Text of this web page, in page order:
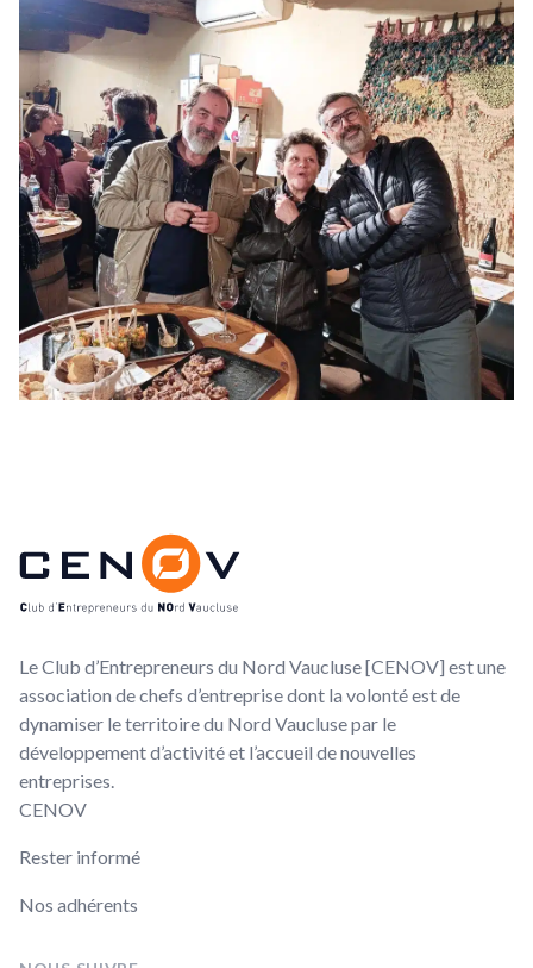
CENOV
Le Club d’Entrepreneurs du Nord Vaucluse [CENOV] est une
association de chefs d’entreprise dont la volonté est de
dynamiser le territoire du Nord Vaucluse par le
développement d’activité et l’accueil de nouvelles
entreprises.
CENOV
Rester informé
Nos adhérents